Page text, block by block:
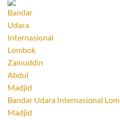
Bandar Udara Internasional
Madjid